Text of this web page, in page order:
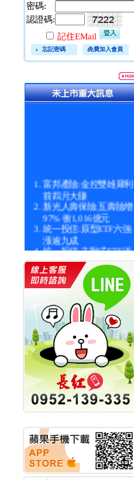
密碼:
認證碼:
記住EMail
忘記密碼 免費加入會員
富邦產險:金控雙雄犀利
前四月大賺
新光人壽保險:五壽險增
97% 衝1,016億元
統一投信:原型ETF六強
漲逾九成
統一投信:主動式ETF溢
價 被盯上
新光人壽保險:新壽Q1外
價金將達996億
宇辰系統科技:宇辰業績
創新高 啟動興櫃轉上櫃
計畫
明緯企業:明緯永續科技
競賽 以電源驅動善的力
量
秀育企業:秀育SHO-U儲
能系統 獲國內首張CNS
認證
聯博投信:聯博00404A
從容擁抱台股主流
華旭先進:代重要子公司
碩通散熱股份有限公司
公告董事會通過發言人
及代理發
華旭先進:代重要子公司
碩通散熱股份有限公司